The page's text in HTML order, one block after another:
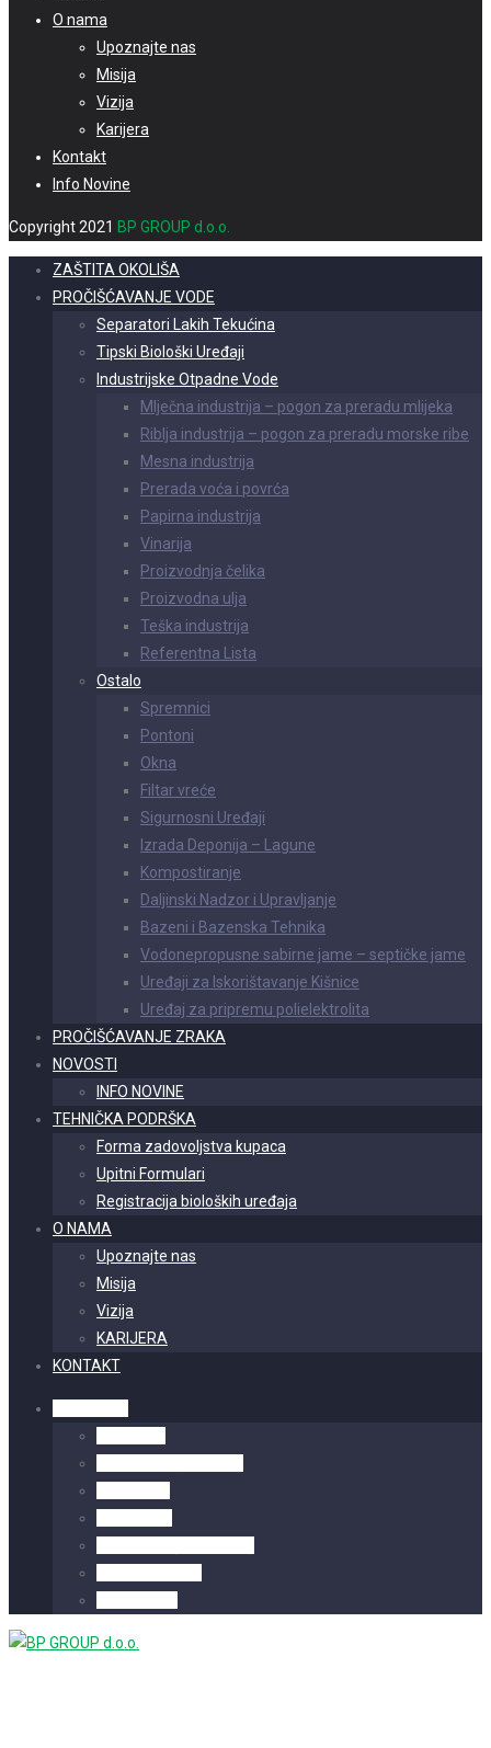
O nama
Upoznajte nas
Misija
Vizija
Karijera
Kontakt
Info Novine
Copyright 2021 BP GROUP d.o.o.
ZAŠTITA OKOLIŠA
PROČIŠĆAVANJE VODE
Separatori Lakih Tekućina
Tipski Biološki Uređaji
Industrijske Otpadne Vode
Mlječna industrija – pogon za preradu mlijeka
Riblja industrija – pogon za preradu morske ribe
Mesna industrija
Prerada voća i povrća
Papirna industrija
Vinarija
Proizvodnja čelika
Proizvodna ulja
Teška industrija
Referentna Lista
Ostalo
Spremnici
Pontoni
Okna
Filtar vreće
Sigurnosni Uređaji
Izrada Deponija – Lagune
Kompostiranje
Daljinski Nadzor i Upravljanje
Bazeni i Bazenska Tehnika
Vodonepropusne sabirne jame – septičke jame
Uređaji za Iskorištavanje Kišnice
Uređaj za pripremu polielektrolita
PROČIŠĆAVANJE ZRAKA
NOVOSTI
INFO NOVINE
TEHNIČKA PODRŠKA
Forma zadovoljstva kupaca
Upitni Formulari
Registracija bioloških uređaja
O NAMA
Upoznajte nas
Misija
Vizija
KARIJERA
KONTAKT